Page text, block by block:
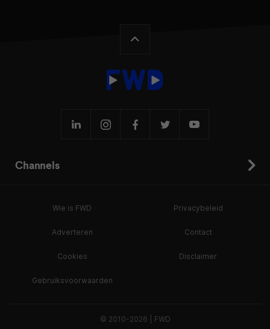
Channels
Wie is FWD Privacybeleid
Adverteren Contact
Cookies Disclaimer
Gebruiksvoorwaarden
© 2010-2026 | FWD